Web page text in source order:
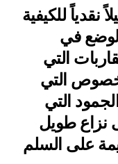
نقدياً للكيفية
في
التي
التي
التي
نزاع طويل
على السلم